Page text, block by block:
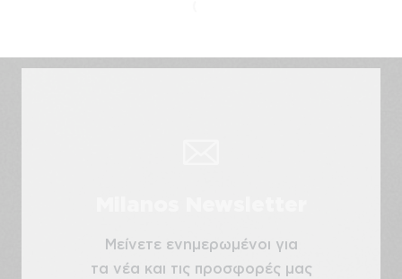
Μείνετε ενημερωμένοι για
τα νέα και τις προσφορές μας